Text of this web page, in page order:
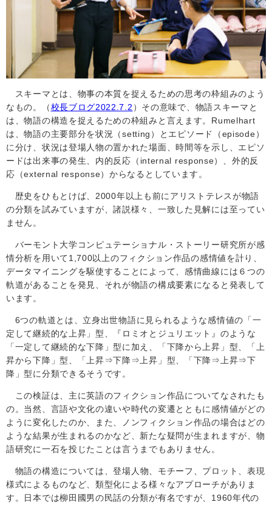
スキーマとは、物事の本質を捉えるための思考の枠組みのよう
なもの。（校長ブログ2022.7.2 ）その意味で、物語スキーマと
は、物語の構造を捉えるための枠組みと言えます。 Rumelhart
は、物語の主要部分を状況（setting ）とエピソード（episode）
に分け、状況は登場人物の置かれた場面、時間等を示し、エピソ
ードは出来事の発生、内的反応（ internal response）、外的反
応（external response）からなるとしています。
歴史をひもとけば、 2000年以上も前にアリストテレスが物語
の分類を試みていますが、諸説様々、一致した見解には至ってい
ません。
バーモント大学コンピュテーショナル・ストーリー研究所が感
情分析を用いて1,700以上のフィクション作品の感情値を計り、
データマイニングを駆使することによって、感情曲線には６つの
軌道があることを発見、それが物語の構成要素になると発表して
います。
6つの軌道とは、立身出世物語に見られるような感情値の「一
定して継続的な上昇」型、『ロミオとジュリエット』のような
「一定して継続的な下降」型に加え、「下降から上昇」型、「上
昇から下降」型、「上昇⇒下降⇒上昇」型、「下降⇒上昇⇒下
降」型に分類できるそうです。
この検証は、主に英語のフィクション作品についてなされたも
の。当然、言語や文化の違いや時代の変遷とともに感情値がどの
ように変化したのか、また、ノンフィクション作品の場合はどの
ような結果が生まれるのかなど、新たな疑問が生まれますが、物
語研究に一石を投じたことは言うまでもありません。
物語の構造については、登場人物、モチーフ、プロット、表現
様式によるものなど、類型化による様々なアプローチがありま
す。日本では柳田國男の民話の分類が有名ですが、 1960年代の